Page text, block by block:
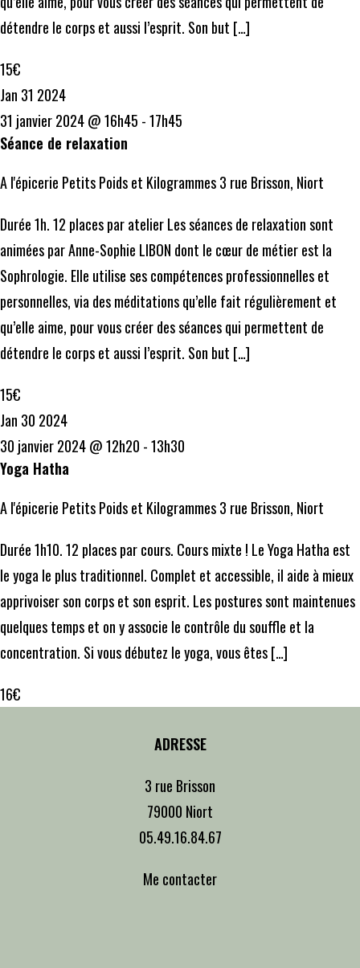
détendre le corps et aussi l’esprit. Son but […]
15€
Jan 31 2024
31 janvier 2024 @ 16h45 -17h45
Séance de relaxation
A l'épicerie Petits Poids et Kilogrammes3 rue Brisson, Niort
Durée 1h. 12 places par atelier Les séances de relaxation sont
animées par Anne-Sophie LIBON dont le cœur de métier est la
Sophrologie. Elle utilise ses compétences professionnelles et
personnelles, via des méditations qu’elle fait régulièrement et
qu’elle aime, pour vous créer des séances qui permettent de
détendre le corps et aussi l’esprit. Son but […]
15€
Jan 30 2024
30 janvier 2024 @ 12h20 -13h30
Yoga Hatha
A l'épicerie Petits Poids et Kilogrammes3 rue Brisson, Niort
Durée 1h10. 12 places par cours. Cours mixte ! Le Yoga Hatha est
le yoga le plus traditionnel. Complet et accessible, il aide à mieux
apprivoiser son corps et son esprit. Les postures sont maintenues
quelques temps et on y associe le contrôle du souffle et la
concentration. Si vous débutez le yoga, vous êtes […]
16€
ADRESSE
3 rue Brisson
79000 Niort
05.49.16.84.67
Me contacter